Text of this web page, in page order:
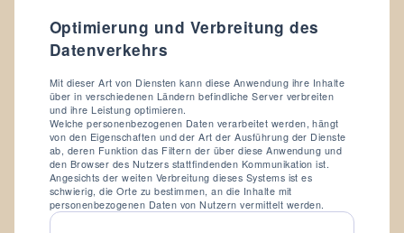
Optimierung und Verbreitung des
Datenverkehrs
Mit dieser Art von Diensten kann diese Anwendung ihre Inhalte
über in verschiedenen Ländern befindliche Server verbreiten
und ihre Leistung optimieren.
Welche personenbezogenen Daten verarbeitet werden, hängt
von den Eigenschaften und der Art der Ausführung der Dienste
ab, deren Funktion das Filtern der über diese Anwendung und
den Browser des Nutzers stattfindenden Kommunikation ist.
Angesichts der weiten Verbreitung dieses Systems ist es
schwierig, die Orte zu bestimmen, an die Inhalte mit
personenbezogenen Daten von Nutzern vermittelt werden.